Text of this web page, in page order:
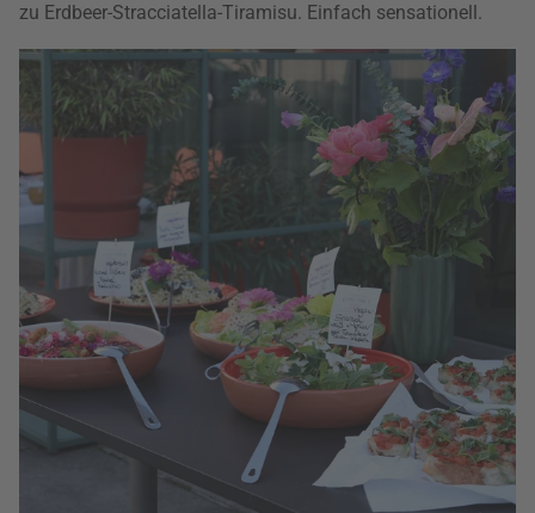
zu Erdbeer-Stracciatella-Tiramisu. Einfach sensationell.